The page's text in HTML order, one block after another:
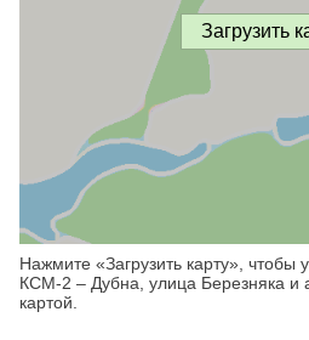
Загрузить
Нажмите «Загрузить карту», чтобы
КСМ-2 – Дубна, улица Березняка и
картой.